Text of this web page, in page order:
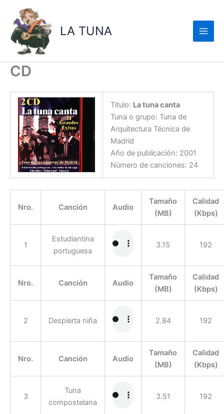
contenido
LA TUNA
CD
Título: La tuna canta
Tuna o grupo: Tuna de
Arquitectura Técnica de
Madrid
Año de publicación: 2001
Número de canciones: 24
Nro. Canción Audio
Tamaño
(MB)
Calidad
(Kbps)
1
Estudiantina
portuguesa
3.15 192
Nro. Canción Audio
Tamaño
(MB)
Calidad
(Kbps)
2 Despierta niña 2.84 192
Nro. Canción Audio
Tamaño
(MB)
Calidad
(Kbps)
3
Tuna
compostelana
3.51 192